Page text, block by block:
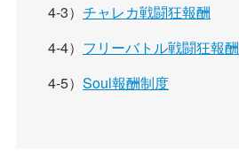
4-3） チャレカ戦闘狂報酬
4-4） フリーバトル戦闘狂報酬
4-5） Soul報酬制度